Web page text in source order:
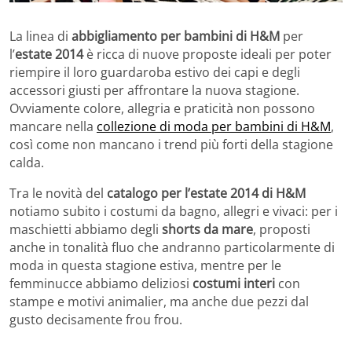
La linea di abbigliamento per bambini di H&M per
l’estate 2014è ricca di nuove proposte ideali per poter
riempire il loro guardaroba estivo dei capi e degli
accessori giusti per affrontare la nuova stagione.
Ovviamente colore, allegria e praticità non possono
mancare nella collezione di moda per bambini di H&M,
così come non mancano i trend più forti della stagione
calda.
Tra le novità del catalogo per l’estate 2014 di H&M
notiamo subito i costumi da bagno, allegri e vivaci: per i
maschietti abbiamo degli shorts da mare, proposti
anche in tonalità fluo che andranno particolarmente di
moda in questa stagione estiva, mentre per le
femminucce abbiamo deliziosi costumi interi con
stampe e motivi animalier, ma anche due pezzi dal
gusto decisamente frou frou.